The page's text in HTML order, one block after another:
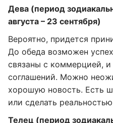
Дева (период
августа – 23 сентября)
Вероятно, придется
До обеда возможен
связаны с коммерцией, и
соглашений. Можно
хорошую новость. Есть
или сделать
Телец (период